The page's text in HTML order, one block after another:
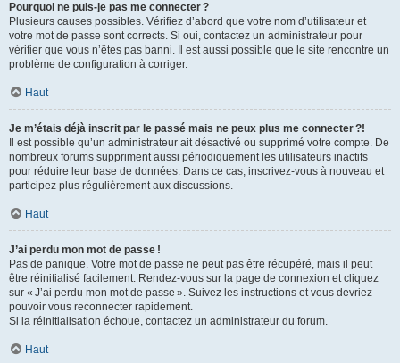
Pourquoi ne puis-je pas me connecter ?
Plusieurs causes possibles. Vérifiez d’abord que votre nom d’utilisateur et
votre mot de passe sont corrects. Si oui, contactez un administrateur pour
vérifier que vous n’êtes pas banni. Il est aussi possible que le site rencontre un
problème de configuration à corriger.
Haut
Je m’étais déjà inscrit par le passé mais ne peux plus me connecter ?!
Il est possible qu’un administrateur ait désactivé ou supprimé votre compte. De
nombreux forums suppriment aussi périodiquement les utilisateurs inactifs
pour réduire leur base de données. Dans ce cas, inscrivez-vous à nouveau et
participez plus régulièrement aux discussions.
Haut
J’ai perdu mon mot de passe !
Pas de panique. Votre mot de passe ne peut pas être récupéré, mais il peut
être réinitialisé facilement. Rendez-vous sur la page de connexion et cliquez
sur « J’ai perdu mon mot de passe ». Suivez les instructions et vous devriez
pouvoir vous reconnecter rapidement.
Si la réinitialisation échoue, contactez un administrateur du forum.
Haut